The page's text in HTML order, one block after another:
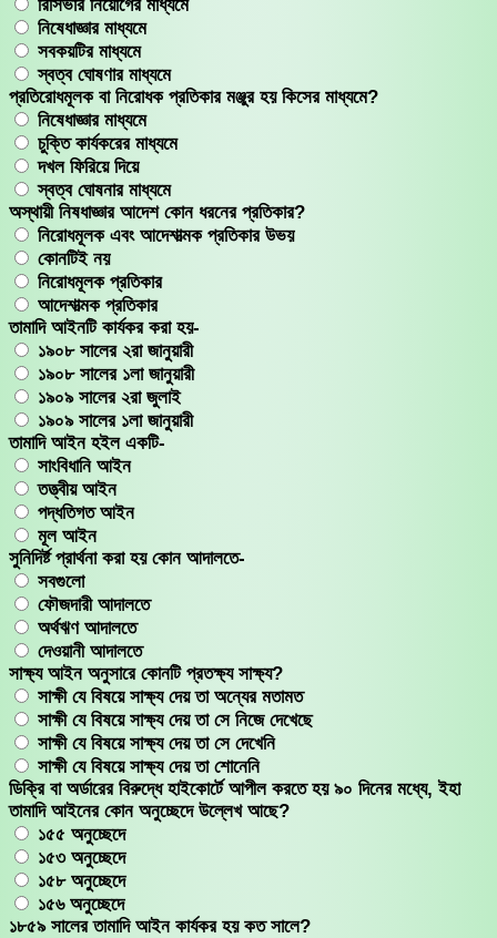
রিসিভার নিয়োগের মাধ্যমে
নিষেধাজ্ঞার মাধ্যমে
সবকয়টির মাধ্যমে
স্বত্ব ঘোষণার মাধ্যমে
প্রতিরোধমূলক বা নিরোধক প্রতিকার মঞ্জুর হয় কিসের মাধ্যমে?
নিষেধাজ্ঞার মাধ্যমে
চুক্তি কার্যকরের মাধ্যমে
দখল ফিরিয়ে দিয়ে
স্বত্ব ঘোষনার মাধ্যমে
অস্থায়ী নিষধাজ্ঞার আদেশ কোন ধরনের প্রতিকার?
নিরোধমূলক এবং আদেশাত্মক প্রতিকার উভয়
কোনটিই নয়
নিরোধমূলক প্রতিকার
আদেশাত্মক প্রতিকার
তামাদি আইনটি কার্যকর করা হয়-
১৯০৮ সালের ২রা জানুয়ারী
১৯০৮ সালের ১লা জানুয়ারী
১৯০৯ সালের ২রা জুলাই
১৯০৯ সালের ১লা জানুয়ারী
তামাদি আইন হইল একটি-
সাংবিধানি আইন
তত্ত্বীয় আইন
পদ্ধতিগত আইন
মূল আইন
সুনিদির্ষ্ট প্রার্থনা করা হয় কোন আদালতে-
সবগুলো
ফৌজদারী আদালতে
অর্থঋণ আদালতে
দেওয়ানী আদালতে
সাক্ষ্য আইন অনুসারে কোনটি প্রতক্ষ্য সাক্ষ্য?
সাক্ষী যে বিষয়ে সাক্ষ্য দেয় তা অন্যের মতামত
সাক্ষী যে বিষয়ে সাক্ষ্য দেয় তা সে নিজে দেখেছে
সাক্ষী যে বিষয়ে সাক্ষ্য দেয় তা সে দেখেনি
সাক্ষী যে বিষয়ে সাক্ষ্য দেয় তা শোনেনি
ডিক্রি বা অর্ডারের বিরুদ্ধে হাইকোর্টে আপীল করতে হয় ৯০ দিনের মধ্যে, ইহা
তামাদি আইনের কোন অনুচ্ছেদে উল্লেখ আছে?
১৫৫ অনুচ্ছেদে
১৫৩ অনুচ্ছেদে
১৫৮ অনুচ্ছেদে
১৫৬ অনুচ্ছেদে
১৮৫৯ সালের তামাদি আইন কার্যকর হয় কত সালে?